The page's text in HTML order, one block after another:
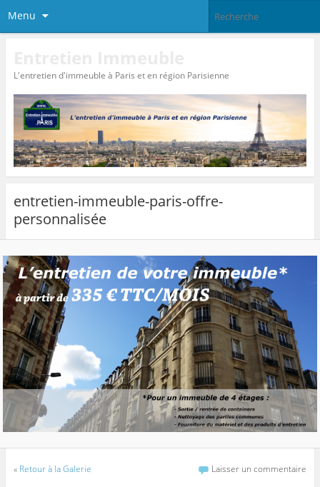
Menu
L'entretien d'immeuble à Paris et en région Parisienne
entretien-immeuble-paris-offre-
personnalisée
« Retour à la Galerie Laisser un commentaire